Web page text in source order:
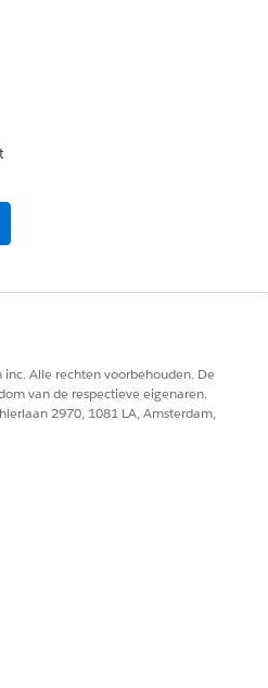
Alle rechten voorbehouden. De
van de respectieve eigenaren.
2970, 1081 LA, Amsterdam,